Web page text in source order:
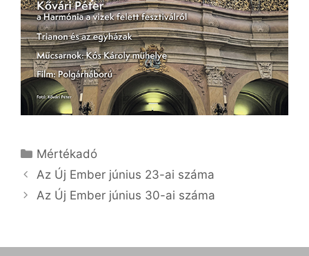
Kategória
Mértékadó
Az Új Ember június 23-ai száma
Az Új Ember június 30-ai száma